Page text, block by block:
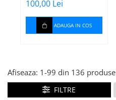
100,00 Lei
ADAUGA IN COS
Afiseaza: 1-99 din 136 produse
FILTRE